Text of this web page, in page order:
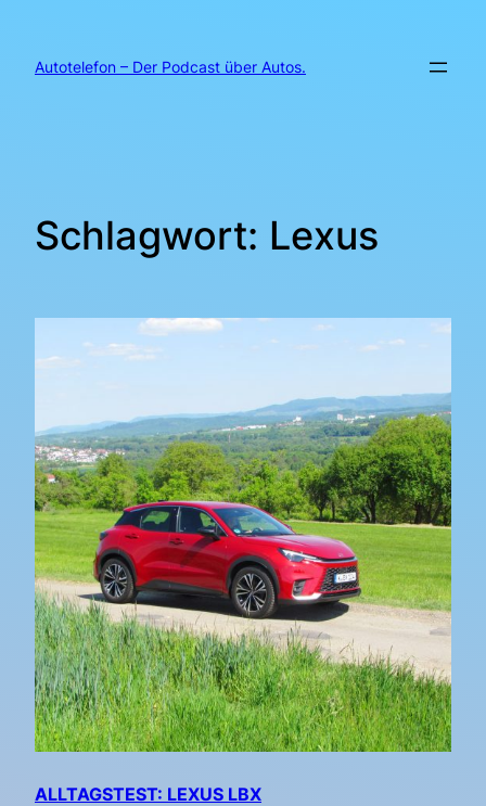
springen
Autotelefon – Der Podcast über Autos.
Schlagwort: Lexus
ALLTAGSTEST: LEXUS LBX